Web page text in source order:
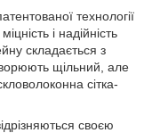
технології
і надійність
складається з
щільний, але
сітка-
своєю